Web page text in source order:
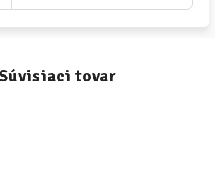
tovar